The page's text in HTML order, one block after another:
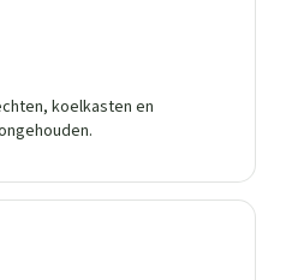
koelkasten en